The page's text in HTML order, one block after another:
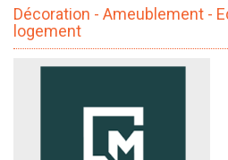
Décoration - Ameublement -
logement